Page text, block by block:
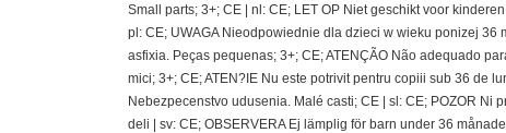
Small parts; 3+; CE | nl: CE; LET OP Niet geschikt voor
pl: CE; UWAGA Nieodpowiednie dla dzieci w wieku ponizej 36
asfixia. Peças pequenas; 3+; CE; ATENÇÃO Não adequado
mici; 3+; CE; ATEN?IE Nu este potrivit pentru copiii sub 36 de
Nebezpecenstvo udusenia. Malé casti; CE | sl: CE; POZOR Ni
deli | sv: CE; OBSERVERA Ej lämplig för barn under 36